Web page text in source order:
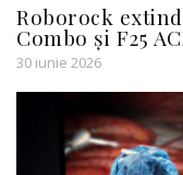
Roborock
Combo și F25
30 iunie 2026